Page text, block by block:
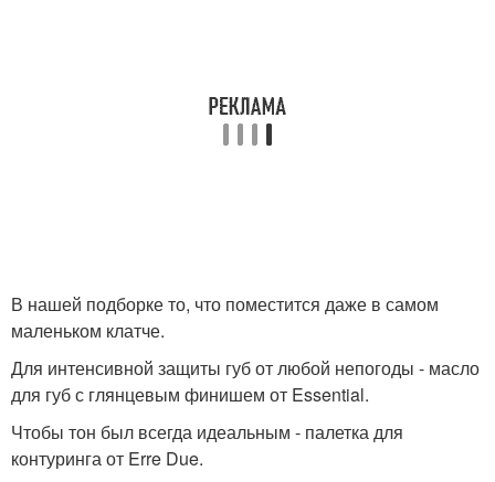
В нашей подборке то, что поместится даже в самом
маленьком клатче.
Для интенсивной защиты губ от любой непогоды - масло
для губ с глянцевым финишем от Essential.
Чтобы тон был всегда идеальным - палетка для
контуринга от Erre Due.